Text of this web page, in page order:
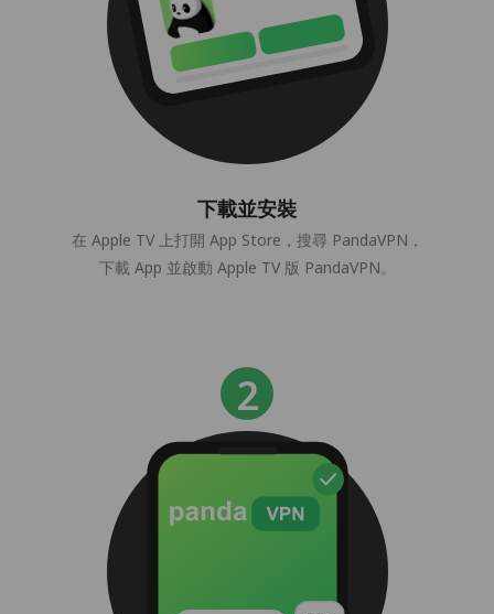
下載並安裝
在 Apple TV 上打開 App Store，搜尋 PandaVPN，
下載 App 並啟動 Apple TV 版 PandaVPN。